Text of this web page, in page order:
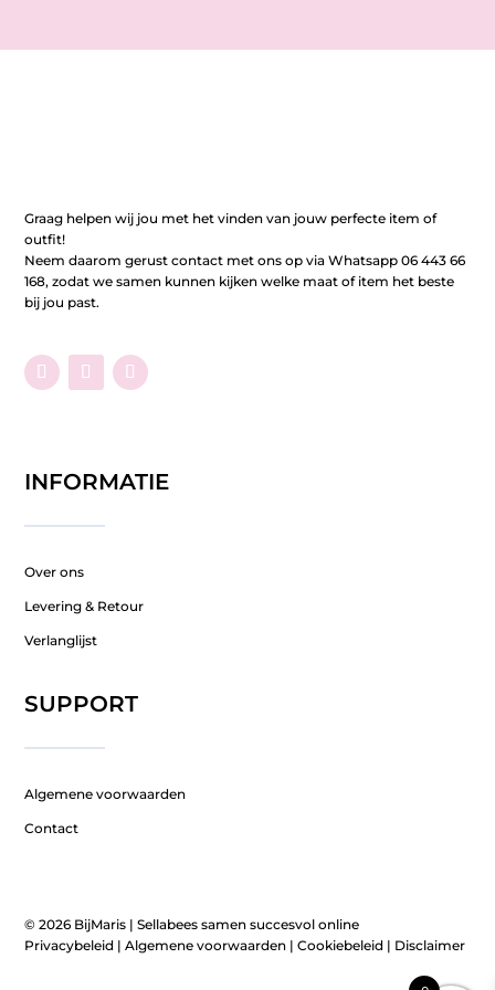
Graag helpen wij jou met het vinden van jouw perfecte item of
outfit!
Neem daarom gerust contact met ons op via Whatsapp 06 443 66
168, zodat we samen kunnen kijken welke maat of item het beste
bij jou past.
INFORMATIE
Over ons
Levering & Retour
Verlanglijst
SUPPORT
Algemene voorwaarden
Contact
© 2026 BijMaris |Sellabees samen succesvol online
Privacybeleid |Algemene voorwaarden |Cookiebeleid | Disclaimer